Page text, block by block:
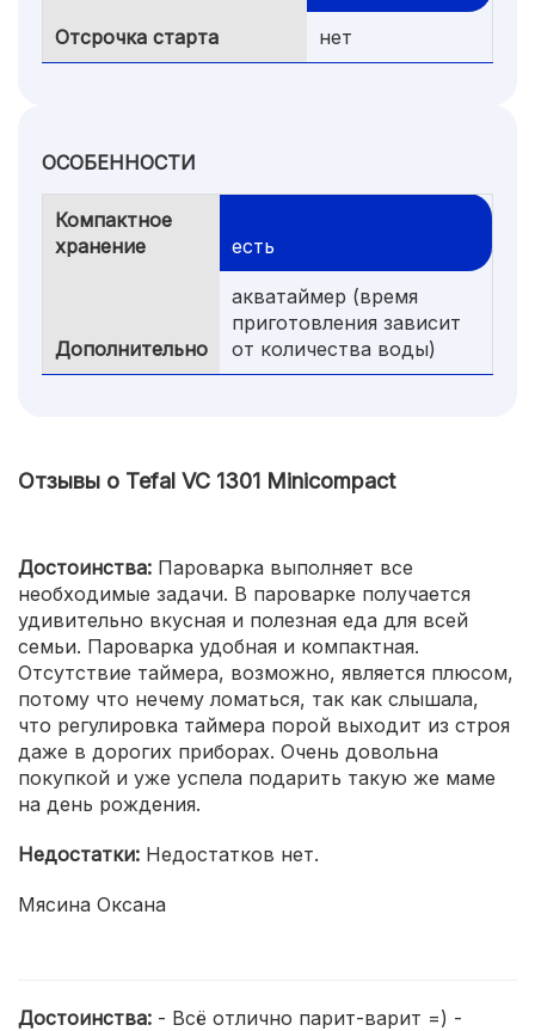
Отсрочка старта нет
ОСОБЕННОСТИ
Компактное
хранение
есть
Дополнительно
акватаймер (время
приготовления зависит
от количества воды)
Отзывы о Tefal VC 1301 Minicompact
Достоинства: Пароварка выполняет все
необходимые задачи. В пароварке получается
удивительно вкусная и полезная еда для всей
семьи. Пароварка удобная и компактная.
Отсутствие таймера, возможно, является плюсом,
потому что нечему ломаться, так как слышала,
что регулировка таймера порой выходит из строя
даже в дорогих приборах. Очень довольна
покупкой и уже успела подарить такую же маме
на день рождения.
Недостатки: Недостатков нет.
Мясина Оксана
Достоинства: - Всё отлично парит-варит =) -